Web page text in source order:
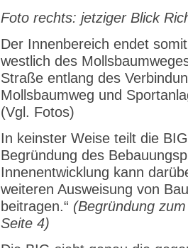
Foto rechts: jetziger Blick
Der Innenbereich endet
westlich des
Straße entlang des
Mollsbaumweg und
(Vgl. Fotos)
In keinster Weise teilt die
Begründung des
Innenentwicklung kann
weiteren Ausweisung von
beitragen.“ (Begründung
Seite 4)